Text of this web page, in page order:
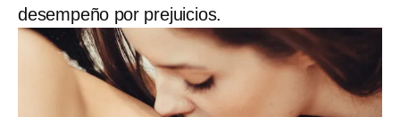
desempeño por prejuicios.